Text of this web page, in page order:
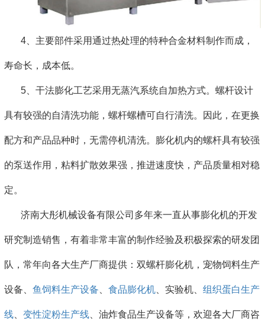
4、主要部件采用通过热处理的特种合金材料制作而成，
寿命长，成本低。
5、干法膨化工艺采用无蒸汽系统自加热方式。螺杆设计
具有较强的自清洗功能，螺杆螺槽可自行清洗。因此，在更换
配方和产品品种时，无需停机清洗。膨化机内的螺杆具有较强
的泵送作用，粘料扩散效果强，推进速度快，产品质量相对稳
定。
济南大彤机械设备有限公司多年来一直从事膨化机的开发
研究制造销售，有着非常丰富的制作经验及积极探索的研发团
队，常年向各大生产厂商提供：双螺杆膨化机，宠物饲料生产
设备、 鱼饲料生产设备 食品膨化机 、实验机、 组织蛋白生产
线 变性淀粉生产线 、油炸食品生产设备等，欢迎各大厂商咨